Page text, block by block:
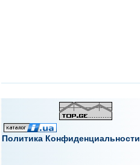
Политика Конфиденциальности